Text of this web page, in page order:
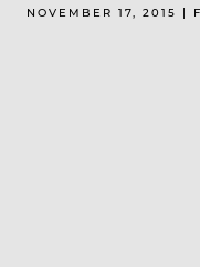
NOVEMBER 17, 2015 |